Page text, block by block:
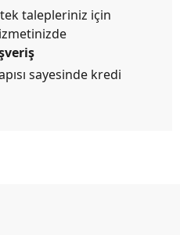
talepleriniz için
sayesinde kredi